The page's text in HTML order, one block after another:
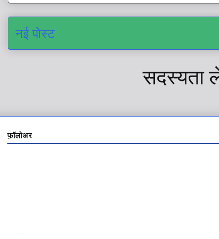
नई पोस्ट
सदस्यता
फ़ॉलोअर